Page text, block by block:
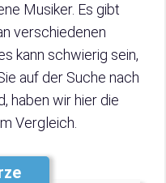
Musiker. Es gibt
verschiedenen
kann schwierig sein,
auf der Suche nach
haben wir hier die
Vergleich.